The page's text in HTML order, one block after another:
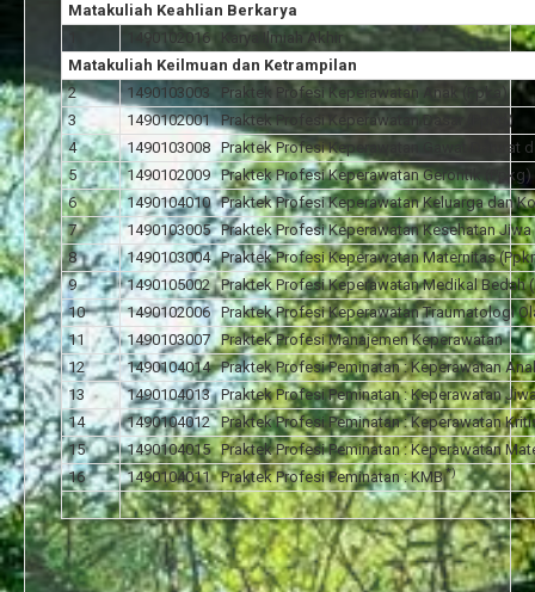
Matakuliah Keahlian Berkarya
1490102016 Karya Ilmiah Akhir
Matakuliah Keilmuan dan Ketrampilan
2
1490103003 Praktek Profesi Keperawatan Anak (Ppka)
3
1490102001 Praktek Profesi Keperawatan Dasar (Ppkd)
4
1490103008 Praktek Profesi Keperawatan Gawat Darurat
5
1490102009 Praktek Profesi Keperawatan Gerontik (Ppkg)
6
1490104010 Praktek Profesi Keperawatan Keluarga dan
7
1490103005 Praktek Profesi Keperawatan Kesehatan
8
1490103004 Praktek Profesi Keperawatan Maternitas
9
1490105002 Praktek Profesi Keperawatan Medikal Bedah
10
1490102006 Praktek Profesi Keperawatan Traumatologi
11
1490103007 Praktek Profesi Manajemen Keperawatan
12
1490104014 Praktek Profesi Peminatan : Keperawatan
13
1490104013 Praktek Profesi Peminatan : Keperawatan
14
1490104012 Praktek Profesi Peminatan : Keperawatan
15
1490104015 Praktek Profesi Peminatan : Keperawatan
16
1490104011 Praktek Profesi Peminatan : KMB*)